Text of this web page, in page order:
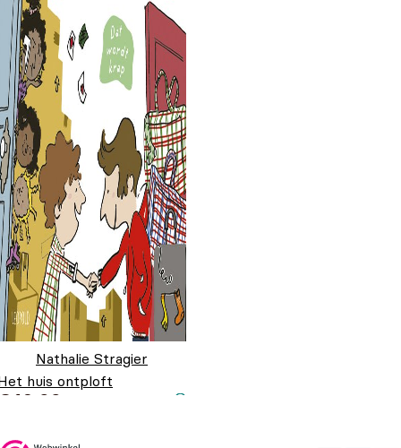
Nathalie Stragier
huis ontploft
16,99